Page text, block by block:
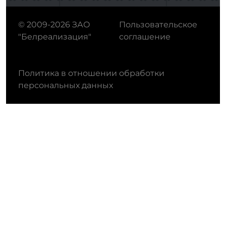
© 2009-2026 ЗАО
"Белреализация"
Пользовательское
соглашение
Политика в отношении обработки
персональных данных